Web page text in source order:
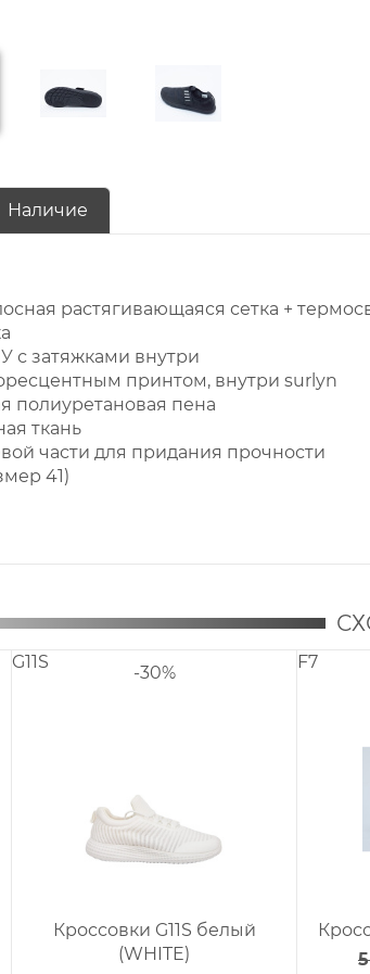
Наличие
растягивающаяся сетка +
с затяжками внутри
принтом, внутри surlyn
полиуретановая пена
ткань
части для придания прочности
41)
G11S
-30%
Кроссовки G11S белый
(WHITE)
F7